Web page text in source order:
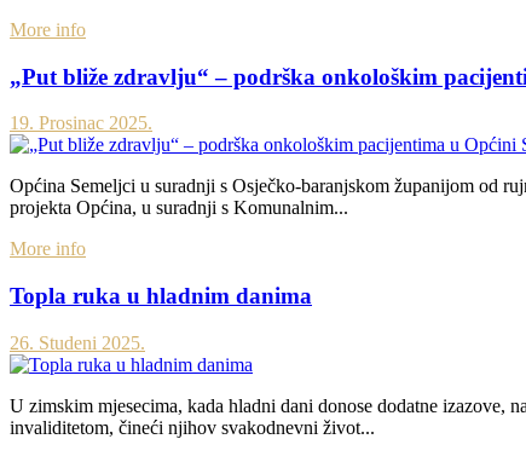
More info
„Put bliže zdravlju“ – podrška onkološkim
19. Prosinac 2025.
Općina Semeljci u suradnji s Osječko-baranjskom županijom od
projekta Općina, u suradnji s Komunalnim...
More info
Topla ruka u hladnim danima
26. Studeni 2025.
U zimskim mjesecima, kada hladni dani donose dodatne izazove,
invaliditetom, čineći njihov svakodnevni život...